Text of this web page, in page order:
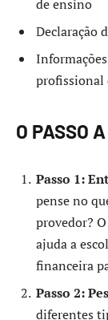
de ensino
Declaração
profissional
O PASSO
Passo 1:
pense no
provedor?
ajuda a
financeira
Passo 2:
diferentes